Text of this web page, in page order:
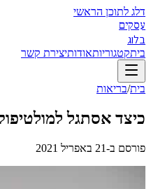
דלג לתוכן הראשי
עסקים
בלוג
ביתקטגוריותאודותיצירת קשר
בית/בריאות
כיצד אסתגל
פורסם ב-21 באפריל 2021